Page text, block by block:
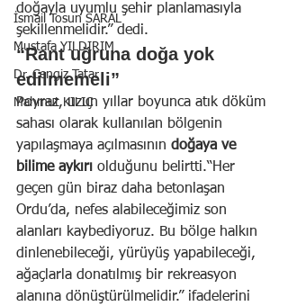
İsmail Tosun SARAL
Mustafa YILDIRIM
Dr. Cengiz Tatar
Mahmut KILIÇ
doğayla uyumlu şehir planlamasıyla
şekillenmelidir.” dedi.
“Rant uğruna doğa yok
edilmemeli”
Poyraz, uzun yıllar boyunca atık döküm
sahası olarak kullanılan bölgenin
yapılaşmaya açılmasının doğaya ve
bilime aykırı olduğunu belirtti.“Her
geçen gün biraz daha betonlaşan
Ordu’da, nefes alabileceğimiz son
alanları kaybediyoruz. Bu bölge halkın
dinlenebileceği, yürüyüş yapabileceği,
ağaçlarla donatılmış bir rekreasyon
alanına dönüştürülmelidir.” ifadelerini